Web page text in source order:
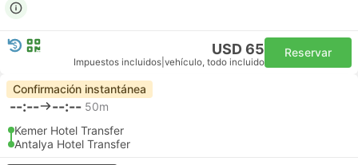
USD 65
Impuestos incluidos vehículo, todo incluido
Reservar
Confirmación instantánea
--:-- --:-- 50m
Kemer Hotel Transfer
Antalya Hotel Transfer